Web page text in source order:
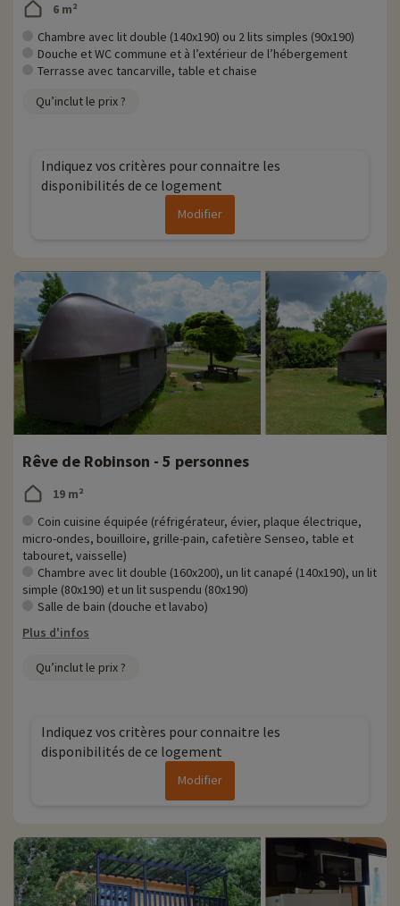
6 m²
Chambre avec lit double (140x190) ou 2 lits simples (90x190)
Douche et WC commune et à l’extérieur de l’hébergement
Terrasse avec tancarville, table et chaise
Qu’inclut le prix ?
Indiquez vos critères pour connaitre les
disponibilités de ce logement
Modifier
Rêve de Robinson - 5 personnes
19 m²
Coin cuisine équipée (réfrigérateur, évier, plaque électrique,
micro-ondes, bouilloire, grille-pain, cafetière Senseo, table et
tabouret, vaisselle)
Chambre avec lit double (160x200), un lit canapé (140x190), un lit
simple (80x190) et un lit suspendu (80x190)
Salle de bain (douche et lavabo)
Plus d'infos
Qu’inclut le prix ?
Indiquez vos critères pour connaitre les
disponibilités de ce logement
Modifier